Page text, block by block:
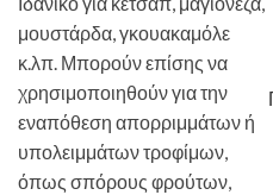
μουστάρδα, γκουακαμόλε
κ.λπ. Μπορούν επίσης να
χρησιμοποιηθούν για την
εναπόθεση απορριμμάτων ή
υπολειμμάτων τροφίμων,
όπως σπόρους φρούτων,